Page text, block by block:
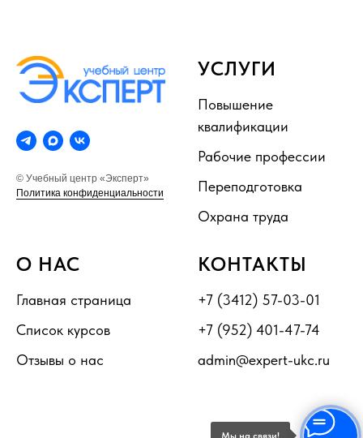
Мы на связи!
© Учебный центр «Эксперт»
Политика конфиденциальности
УСЛУГИ
Повышение
квалификации
Рабочие профессии
Переподготовка
Охрана труда
О НАС
Главная страница
Список курсов
Отзывы о нас
КОНТАКТЫ
+7 (3412) 57-03-01
+7 (952) 401-47-74
admin@expert-ukc.ru